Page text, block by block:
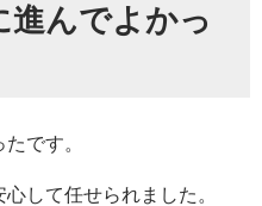
進んでよかっ
です。
して任せられました。